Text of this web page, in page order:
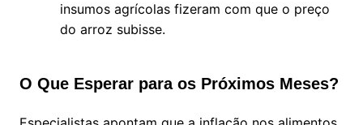
insumos agrícolas fizeram com que o preço
do arroz subisse.
O Que Esperar para os Próximos Meses?